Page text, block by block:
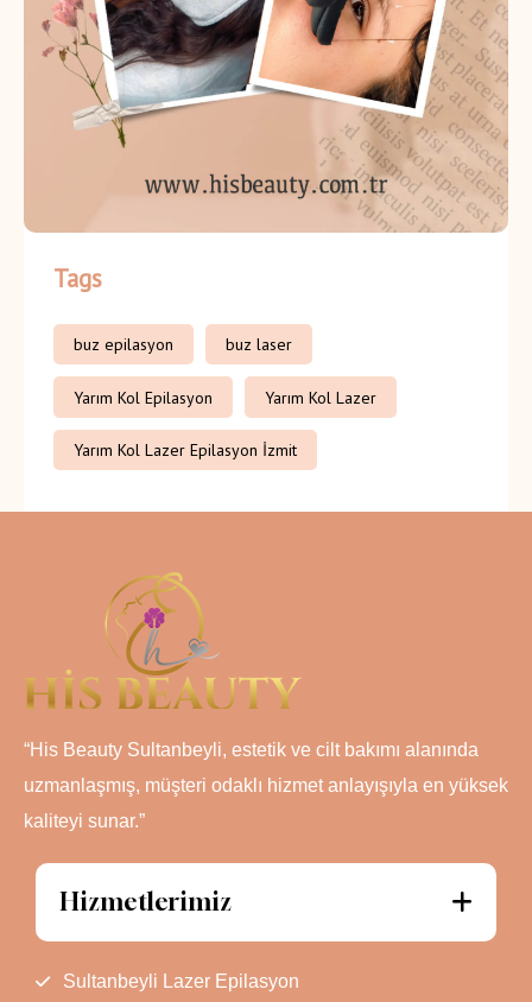
Tags
buz epilasyon buz laser
Yarım Kol Epilasyon Yarım Kol Lazer
Yarım Kol Lazer Epilasyon İzmit
“His Beauty Sultanbeyli, estetik ve cilt bakımı alanında
uzmanlaşmış, müşteri odaklı hizmet anlayışıyla en yüksek
kaliteyi sunar.”
Hizmetlerimiz
Sultanbeyli Lazer Epilasyon